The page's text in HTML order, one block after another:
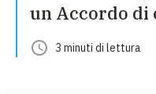
un Accordo di
3 minuti di lettura